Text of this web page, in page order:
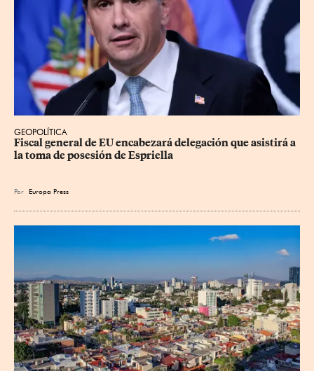
GEOPOLÍTICA
Fiscal general de EU encabezará delegación que asistirá a
la toma de posesión de Espriella
Por Europa Press